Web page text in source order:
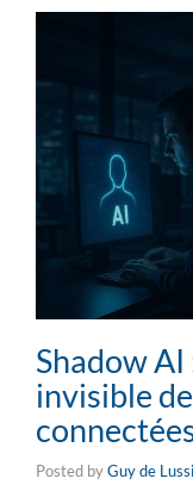
Shadow
invisible
Posted byGuy de